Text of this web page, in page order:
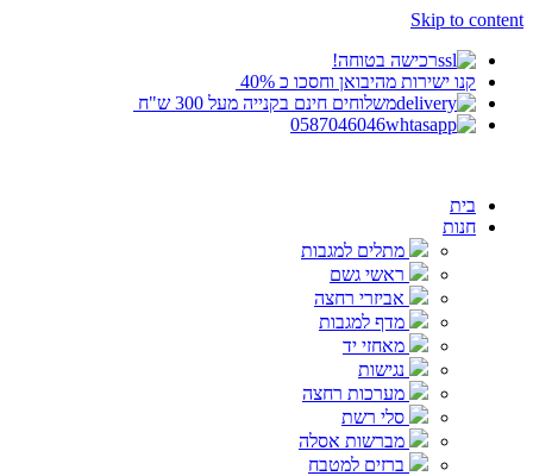
Skip to content
‬רכישה בטוחה!
קנו ישירות מהיבואן וחסכו כ 40%‬ ‬
‬משלוחים חינם בקנייה מעל 300 ש"ח ‬
0587046046
בית
חנות
מתלים למגבות
ראשי גשם
אביזרי רחצה
מדף למגבות
מאחזי יד
נגישות
מערכות רחצה
סלי רשת
מברשות אסלה
ברזים למטבח